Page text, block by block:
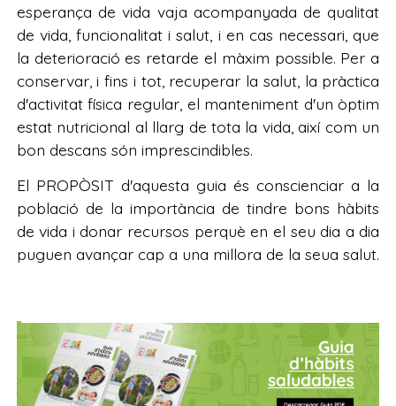
esperança de vida vaja acompanyada de qualitat
de vida, funcionalitat i salut, i en cas necessari, que
la deterioració es retarde el màxim possible. Per a
conservar, i fins i tot, recuperar la salut, la pràctica
d'activitat física regular, el manteniment d'un òptim
estat nutricional al llarg de tota la vida, així com un
bon descans són imprescindibles.
El PROPÒSIT d'aquesta guia és conscienciar a la
població de la importància de tindre bons hàbits
de vida i donar recursos perquè en el seu dia a dia
puguen avançar cap a una millora de la seua salut.